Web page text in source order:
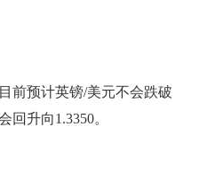
前预计英镑/美元不会跌破
升向1.3350。